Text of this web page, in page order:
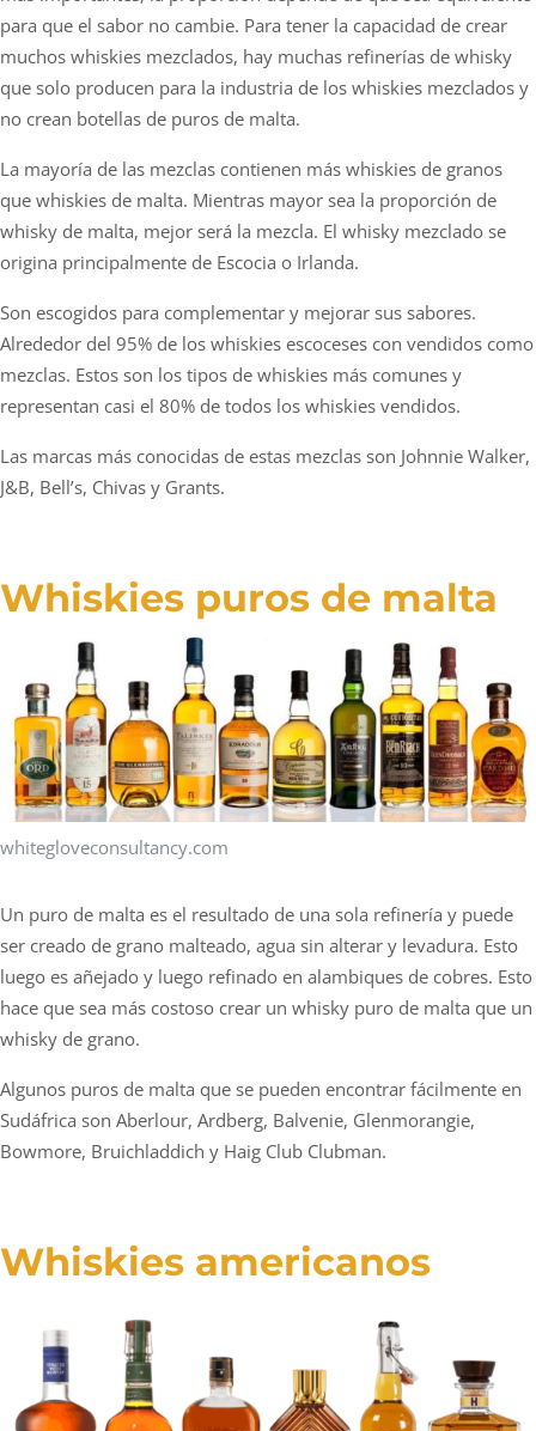
para que el sabor no cambie. Para tener la capacidad de crear
muchos whiskies mezclados, hay muchas refinerías de whisky
que solo producen para la industria de los whiskies mezclados y
no crean botellas de puros de malta.
La mayoría de las mezclas contienen más whiskies de granos
que whiskies de malta. Mientras mayor sea la proporción de
whisky de malta, mejor será la mezcla. El whisky mezclado se
origina principalmente de Escocia o Irlanda.
Son escogidos para complementar y mejorar sus sabores.
Alrededor del 95% de los whiskies escoceses con vendidos como
mezclas. Estos son los tipos de whiskies más comunes y
representan casi el 80% de todos los whiskies vendidos.
Las marcas más conocidas de estas mezclas son Johnnie Walker,
J&B, Bell’s, Chivas y Grants.
Whiskies puros de malta
whitegloveconsultancy.com
Un puro de malta es el resultado de una sola refinería y puede
ser creado de grano malteado, agua sin alterar y levadura. Esto
luego es añejado y luego refinado en alambiques de cobres. Esto
hace que sea más costoso crear un whisky puro de malta que un
whisky de grano.
Algunos puros de malta que se pueden encontrar fácilmente en
Sudáfrica son Aberlour, Ardberg, Balvenie, Glenmorangie,
Bowmore, Bruichladdich y Haig Club Clubman.
Whiskies americanos